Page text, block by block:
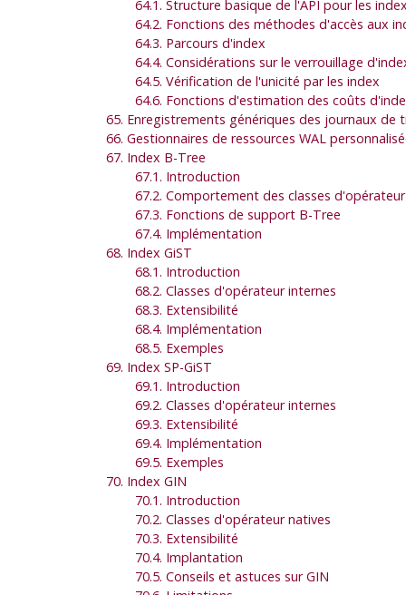
64.1. Structure basique de l'API pour les
64.2. Fonctions des méthodes d'accès aux
64.3. Parcours d'index
64.4. Considérations sur le verrouillage
64.5. Vérification de l'unicité par les index
64.6. Fonctions d'estimation des coûts
65. Enregistrements génériques des journaux de
66. Gestionnaires de ressources WAL
67. Index B-Tree
67.1. Introduction
67.2. Comportement des classes
67.3. Fonctions de support B-Tree
67.4. Implémentation
68. Index GiST
68.1. Introduction
68.2. Classes d'opérateur internes
68.3. Extensibilité
68.4. Implémentation
68.5. Exemples
69. Index SP-GiST
69.1. Introduction
69.2. Classes d'opérateur internes
69.3. Extensibilité
69.4. Implémentation
69.5. Exemples
70. Index GIN
70.1. Introduction
70.2. Classes d'opérateur natives
70.3. Extensibilité
70.4. Implantation
70.5. Conseils et astuces sur GIN